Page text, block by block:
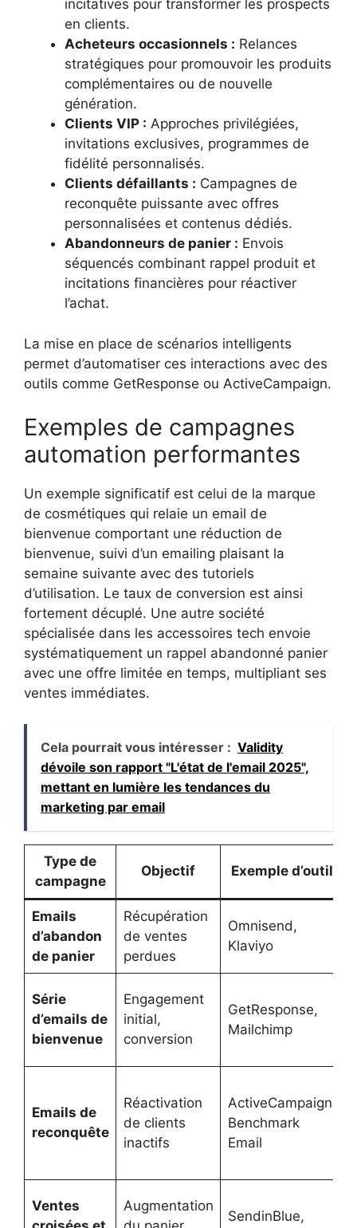
incitatives pour transformer les prospects
en clients.
Acheteurs occasionnels : Relances
stratégiques pour promouvoir les produits
complémentaires ou de nouvelle
génération.
Clients VIP : Approches privilégiées,
invitations exclusives, programmes de
fidélité personnalisés.
Clients défaillants : Campagnes de
reconquête puissante avec offres
personnalisées et contenus dédiés.
Abandonneurs de panier : Envois
séquencés combinant rappel produit et
incitations financières pour réactiver
l’achat.
La mise en place de scénarios intelligents
permet d’automatiser ces interactions avec des
outils comme GetResponse ou ActiveCampaign.
Exemples de campagnes
automation performantes
Un exemple significatif est celui de la marque
de cosmétiques qui relaie un email de
bienvenue comportant une réduction de
bienvenue, suivi d’un emailing plaisant la
semaine suivante avec des tutoriels
d’utilisation. Le taux de conversion est ainsi
fortement décuplé. Une autre société
spécialisée dans les accessoires tech envoie
systématiquement un rappel abandonné panier
avec une offre limitée en temps, multipliant ses
ventes immédiates.
Cela pourrait vous intéresser : Validity
dévoile son rapport "L'état de l'email 2025",
mettant en lumière les tendances du
marketing par email
Type de
campagne
Objectif Exemple d’outil
Emails
d’abandon
de panier
Récupération
de ventes
perdues
Omnisend,
Klaviyo
Série
d’emails de
bienvenue
Engagement
initial,
conversion
GetResponse,
Mailchimp
Emails de
reconquête
Réactivation
de clients
inactifs
ActiveCampaign,
Benchmark
Email
Ventes
Augmentation
SendinBlue,